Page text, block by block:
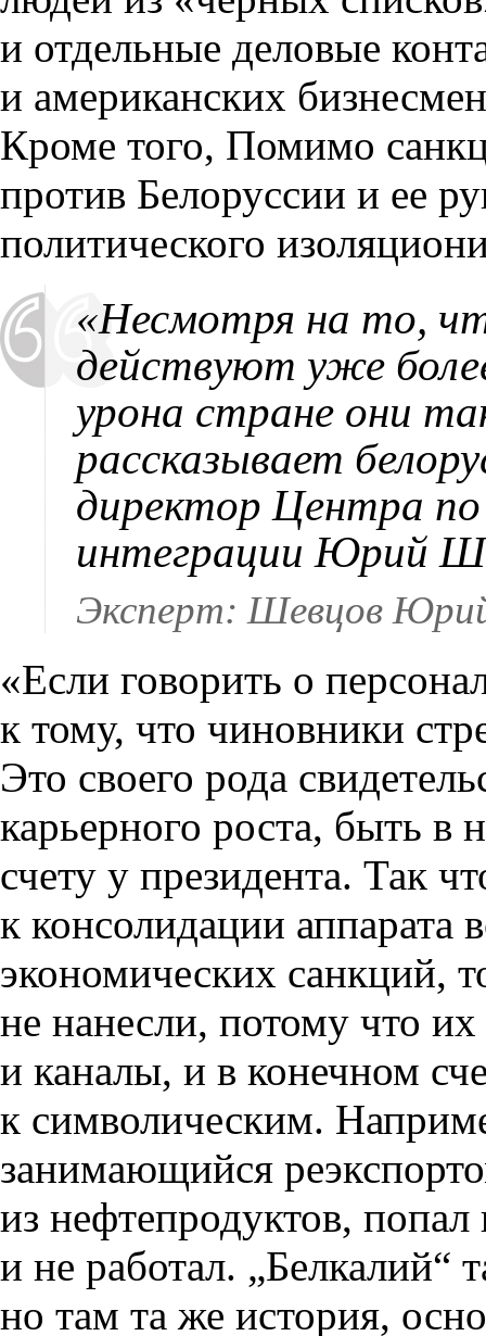
и отдельные деловые
и американских
Кроме того, Помимо
против Белоруссии и ее
политического
«Несмотря на то,
действуют уже
урона стране они
рассказывает
директор Центра по
интеграции Юрий
Эксперт: Шевцов Юрий
«Если говорить о
к тому, что чиновники
Это своего рода
карьерного роста, быть в
счету у президента. Так
к консолидации аппарата
экономических санкций,
не нанесли, потому что
и каналы, и в конечном
к символическим.
занимающийся
из нефтепродуктов,
и не работал.
но там та же история,